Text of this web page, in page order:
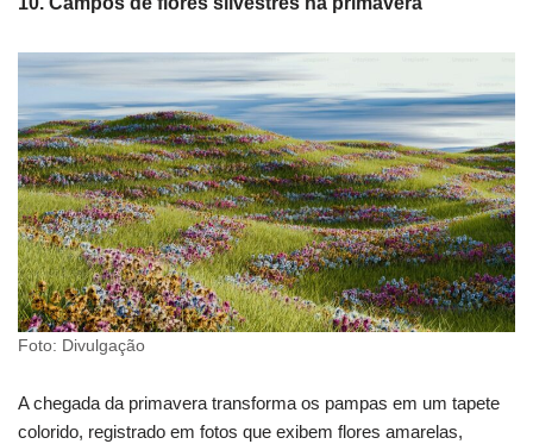
Foto: Divulgação
A chegada da primavera transforma os pampas em um tapete
colorido, registrado em fotos que exibem flores amarelas,